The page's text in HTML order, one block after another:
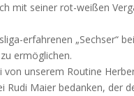
mit seiner rot-weißen
erfahrenen „Sechser“
ermöglichen.
unserem Routine
Rudi Maier bedanken, der